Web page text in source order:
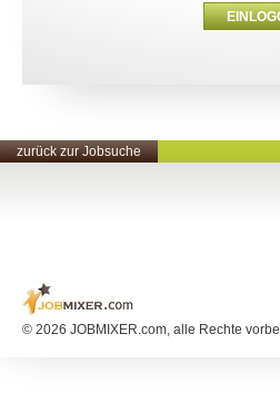
zurück zur Jobsuche
© 2026 JOBMIXER.com, alle Rechte